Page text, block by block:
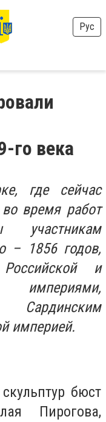
Рус
го века
где сейчас
во время работ
участникам
– 1856 годов,
и
империей.
бюст
Пирогова,